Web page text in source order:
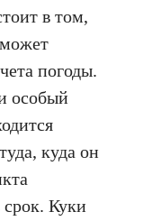
в том,
погоды.
особый
куда он
срок. Куки